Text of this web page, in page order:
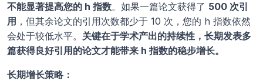
不能显著提高您的 h 指数。如果一篇论文获得了 500 次引
用 ，但其余论文的引用次数都少于 10 次，您的 h 指数依然
会处于较低水平。 关键在于学术产出的持续性，长期发表多
篇获得良好引用的论文才能带来 h 指数的稳步增长。
长期增长策略：